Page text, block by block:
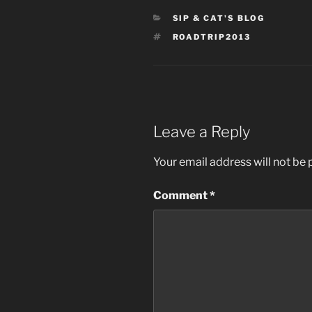
CATEGORIES
SIP & CAT'S BLOG
TAGS
ROADTRIP2013
Leave a Reply
Your email address will not be
Comment*